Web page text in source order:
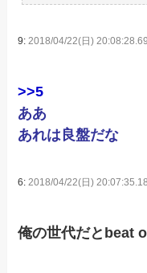
9:2018/04/22(日)
>>5
ああ
あれは良盤だな
6:2018/04/22(日)
俺の世代だとbeat